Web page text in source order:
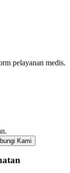
pelayanan medis.
Kami